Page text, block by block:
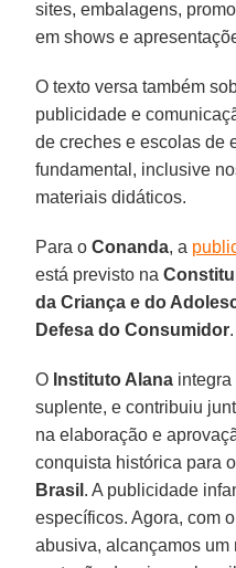
sites, embalagens,
em shows e
O texto versa também
publicidade e
de creches e escolas de
fundamental, inclusive
materiais didáticos.
Para oConanda, a
está previsto na
da Criança e do
Defesa do Consumidor.
O Instituto Alana
suplente, e contribuiu
na elaboração e
conquista histórica para
Brasil . A publicidade
específicos. Agora, com
abusiva, alcançamos um